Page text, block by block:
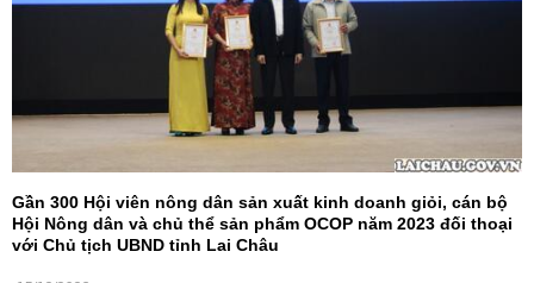
Gần 300 Hội viên nông dân sản xuất kinh doanh giỏi, cán bộ
Hội Nông dân và chủ thể sản phẩm OCOP năm 2023 đối thoại
với Chủ tịch UBND tỉnh Lai Châu